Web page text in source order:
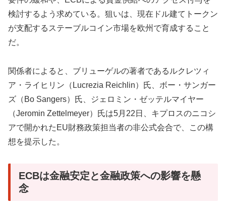
検討するよう求めている。狙いは、現在ドル建てトークン
が支配するステーブルコイン市場を欧州で育成すること
だ。
関係者によると、ブリューゲルの著者であるルクレツィ
ア・ライヒリン（Lucrezia Reichlin）氏、ボー・サンガー
ズ（Bo Sangers）氏、ジェロミン・ゼッテルマイヤー
（Jeromin Zettelmeyer）氏は5月22日、キプロスのニコシ
アで開かれたEU財務政策担当者の非公式会合で、この構
想を提示した。
ECBは金融安定と金融政策への影響を懸
念